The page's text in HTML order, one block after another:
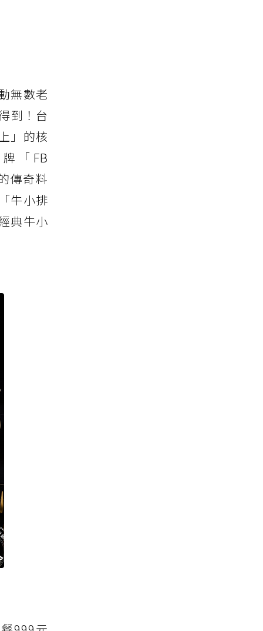
無數老
到！台
」的核
「FB
傳奇料
牛小排
典牛小